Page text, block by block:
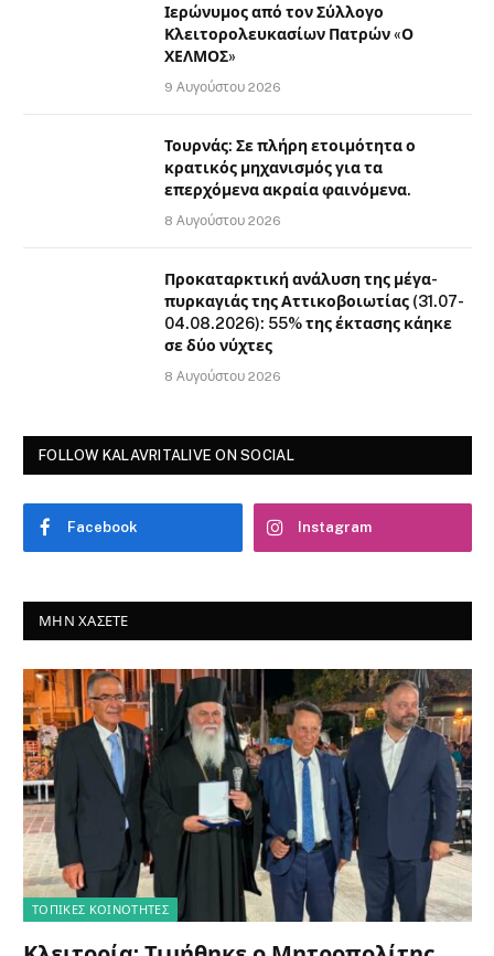
Ιερώνυμος από τον Σύλλογο
Κλειτορολευκασίων Πατρών «Ο
ΧΕΛΜΟΣ»
9 Αυγούστου 2026
Τουρνάς: Σε πλήρη ετοιμότητα ο
κρατικός μηχανισμός για τα
επερχόμενα ακραία φαινόμενα.
8 Αυγούστου 2026
Προκαταρκτική ανάλυση της μέγα-
πυρκαγιάς της Αττικοβοιωτίας (31.07-
04.08.2026): 55% της έκτασης κάηκε
σε δύο νύχτες
8 Αυγούστου 2026
FOLLOW KALAVRITALIVE ON SOCIAL
Facebook Instagram
ΜΗΝ ΧΆΣΕΤΕ
ΤΟΠΙΚΈΣ ΚΟΙΝΌΤΗΤΕΣ